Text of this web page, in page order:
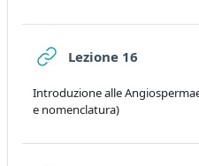
Lezione 16
Introduzione alle
e nomenclatura)